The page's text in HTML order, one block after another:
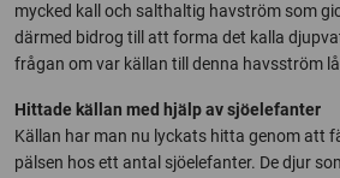
mycked kall och salthaltig havström som
därmed bidrog till att forma det kalla
frågan om var källan till denna havsström
Hittade källan med hjälp av sjöelefanter
Källan har man nu lyckats hitta genom att
pälsen hos ett antal sjöelefanter. De djur